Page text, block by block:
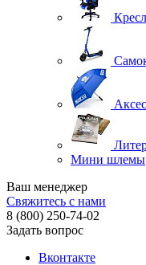
Мини шлемы
Ваш менеджер
Свяжитесь с нами
8 (800) 250-74-02
Задать вопрос
Вконтакте